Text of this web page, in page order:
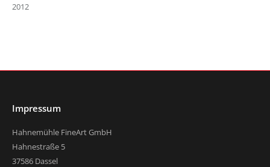
2012
Impressum
Hahnemühle FineArt GmbH
Hahnestraße 5
37586 Dassel